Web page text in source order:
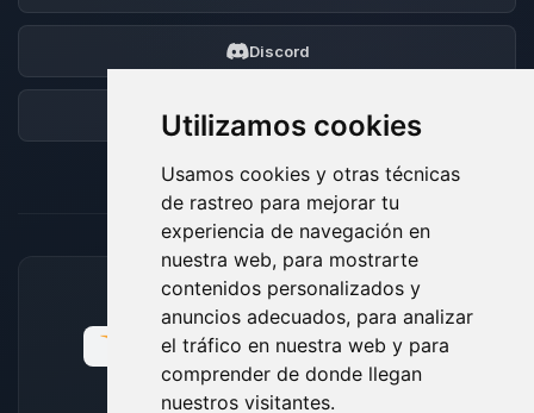
Utilizamos cookies
Usamos cookies y otras técnicas
de rastreo para mejorar tu
experiencia de navegación en
nuestra web, para mostrarte
contenidos personalizados y
anuncios adecuados, para analizar
el tráfico en nuestra web y para
comprender de donde llegan
nuestros visitantes.
Discord
Foro
MÉTODOS DE PAGO ACEPTADOS